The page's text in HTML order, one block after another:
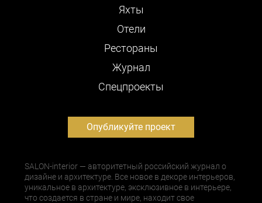
Яхты
Отели
Рестораны
Журнал
Cпецпроекты
Опубликуйте проект
SALON-interior — авторитетный российский журнал о
дизайне и архитектуре. Все новое в декоре интерьеров,
уникальное в архитектуре, эксклюзивное в интерьере,
что создается в стране и мире, находит свое